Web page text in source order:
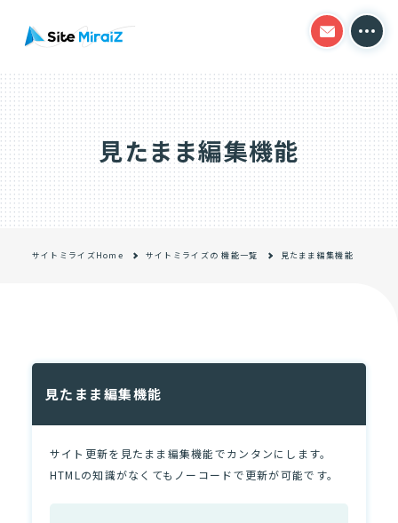
HOME
サイトミライズの得意分野
コーポレートサイト制作
オウンドメディア制作
導入事例
よくあるご質問
サイトマップ
見たまま編集機能
サイトミライズHome サイトミライズの 機能一覧 見たまま編集機能
見たまま編集機能
サイト更新を見たまま編集機能でカンタンにします。
HTMLの知識がなくてもノーコードで更新が可能です。